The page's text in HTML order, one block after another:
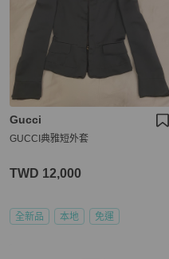
Gucci
GUCCI典雅短外套
TWD 12,000
全新品 本地 免運